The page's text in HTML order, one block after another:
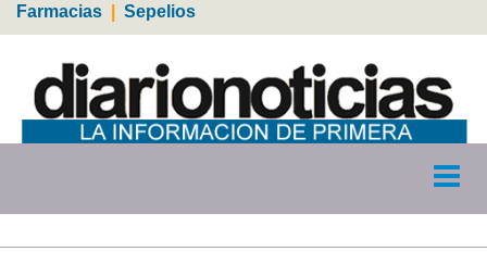
Farmacias Sepelios